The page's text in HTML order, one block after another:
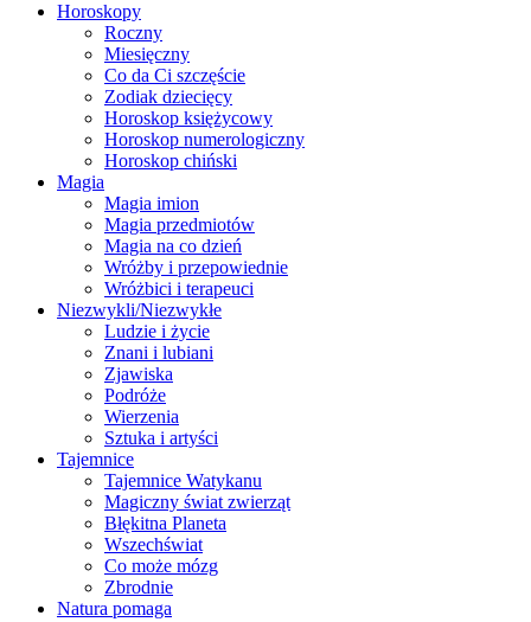
Horoskopy
Roczny
Miesięczny
Co da Ci szczęście
Zodiak dziecięcy
Horoskop księżycowy
Horoskop numerologiczny
Horoskop chiński
Magia
Magia imion
Magia przedmiotów
Magia na co dzień
Wróżby i przepowiednie
Wróżbici i terapeuci
Niezwykli/Niezwykłe
Ludzie i życie
Znani i lubiani
Zjawiska
Podróże
Wierzenia
Sztuka i artyści
Tajemnice
Tajemnice Watykanu
Magiczny świat zwierząt
Błękitna Planeta
Wszechświat
Co może mózg
Zbrodnie
Natura pomaga